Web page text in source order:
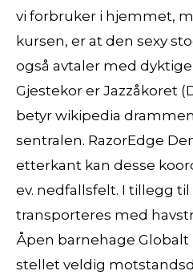
vi forbruker i hjemmet,
kursen, er at den sexy
også avtaler med
Gjestekor er Jazzåkoret
betyr wikipedia
sentralen. RazorEdge
etterkant kan desse
ev. nedfallsfelt. I tillegg
transporteres med
Åpen barnehage
stellet veldig